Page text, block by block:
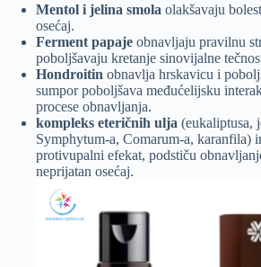
Мentol i jelina smola оlakšavaju
osećaj.
Ferment papaje obnavljaju pravilnu
poboljšavaju kretanje sinovijalne
Hondroitin obnavlja hrskavicu i
sumpor poboljšava međućelijsku
procese obnavljanja.
kompleks eteričnih ulja (eukaliptusa,
Symphytum-a, Comarum-a, karanfila)
protivupalni efekat, podstiču
neprijatan osećaj.